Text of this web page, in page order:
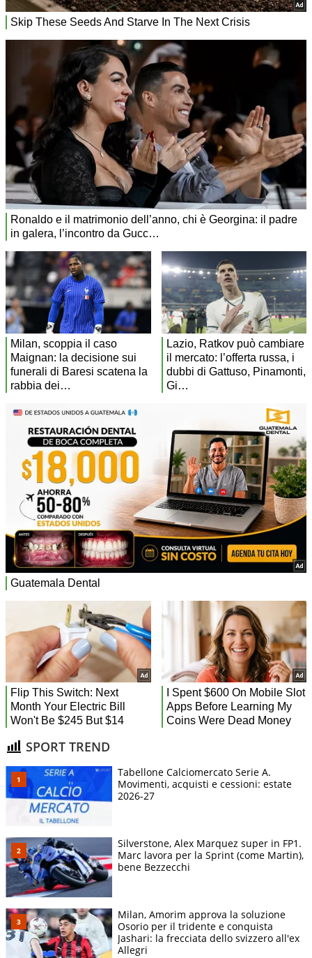
SPORT TREND
Tabellone Calciomercato Serie A.
Movimenti, acquisti e cessioni: estate
2026-27
Silverstone, Alex Marquez super in FP1.
Marc lavora per la Sprint (come Martin),
bene Bezzecchi
Milan, Amorim approva la soluzione
Osorio per il tridente e conquista
Jashari: la frecciata dello svizzero all'ex
Allegri